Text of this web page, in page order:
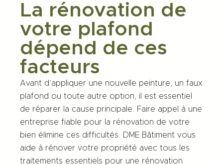
La rénovation de
votre plafond
dépend de ces
facteurs
Avant d’appliquer une nouvelle peinture, un faux
plafond ou toute autre option, il est essentiel
de réparer la cause principale. Faire appel à une
entreprise fiable pour la rénovation de votre
bien élimine ces difficultés.
DME Bâtiment vous
aide à rénover votre propriété avec tous les
traitements essentiels pour une rénovation